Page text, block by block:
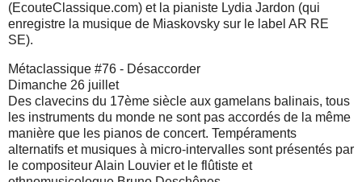
(EcouteClassique.com) et la pianiste Lydia Jardon (qui
enregistre la musique de Miaskovsky sur le label AR RE
SE).
Métaclassique #76 - Désaccorder
Dimanche 26 juillet
Des clavecins du 17ème siècle aux gamelans balinais, tous
les instruments du monde ne sont pas accordés de la même
manière que les pianos de concert. Tempéraments
alternatifs et musiques à micro-intervalles sont présentés par
le compositeur Alain Louvier et le flûtiste et